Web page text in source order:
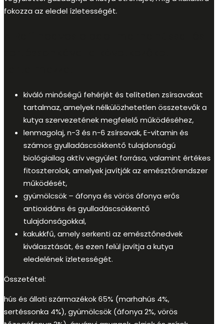
fokozza az eledel ízletességét.
kiváló minőségű fehérjét és telítetlen zsírsavakat
tartalmaz, amelyek nélkülözhetetlen összetevők a
kutya szervezetének megfelelő működéséhez,
lenmagolaj, n-3 és n-6 zsírsavak, E-vitamin és
számos gyulladáscsökkentő tulajdonságú
biológiailag aktív vegyület forrása, valamint értékes
fitoszterolok, amelyek javítják az emésztőrendszer
működését,
gyümölcsök – áfonya és vörös áfonya erős
antioxidáns és gyulladáscsökkentő
tulajdonságokkal,
kakukkfű, amely serkenti az emésztőnedvek
kiválasztását, és ezen felül javítja a kutya
eledelének ízletességét.
Összetétel:
hús és állati származékok 65% (marhahús 4%,
sertéssonka 4%), gyümölcsök (áfonya 2%, vörös